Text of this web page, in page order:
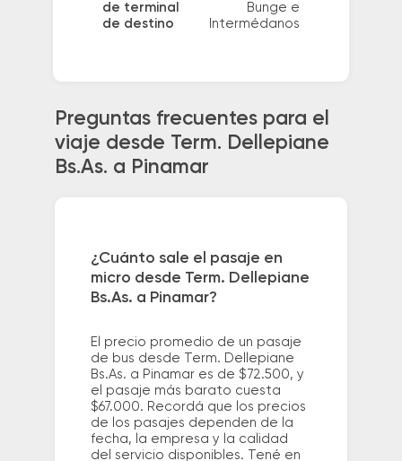
de terminal
de destino
Bunge e
Intermédanos
Preguntas frecuentes para el
viaje desde Term. Dellepiane
Bs.As. a Pinamar
¿Cuánto sale el pasaje en
micro desde Term. Dellepiane
Bs.As. a Pinamar?
El precio promedio de un pasaje
de bus desde Term. Dellepiane
Bs.As. a Pinamar es de $72.500, y
el pasaje más barato cuesta
$67.000. Recordá que los precios
de los pasajes dependen de la
fecha, la empresa y la calidad
del servicio disponibles. Tené en